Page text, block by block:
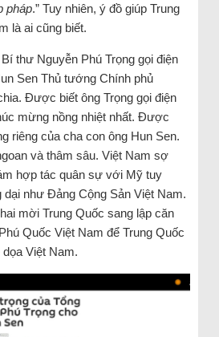
pháp.” Tuy nhiên, ý đồ giúp Trung
là ai cũng biết.
thư Nguyễn Phú Trọng gọi điện
Sen Thủ tướng Chính phủ
Được biết ông Trọng gọi điện
mừng nồng nhiệt nhất. Được
riêng của cha con ông Hun Sen.
và thâm sâu. Việt Nam sợ
hợp tác quân sự với Mỹ tuy
dại như Đảng Cộng Sản Việt Nam.
mời Trung Quốc sang lập căn
Quốc Việt Nam để Trung Quốc
Việt Nam.